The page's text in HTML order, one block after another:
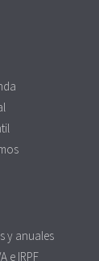
y anuales
e IRPF